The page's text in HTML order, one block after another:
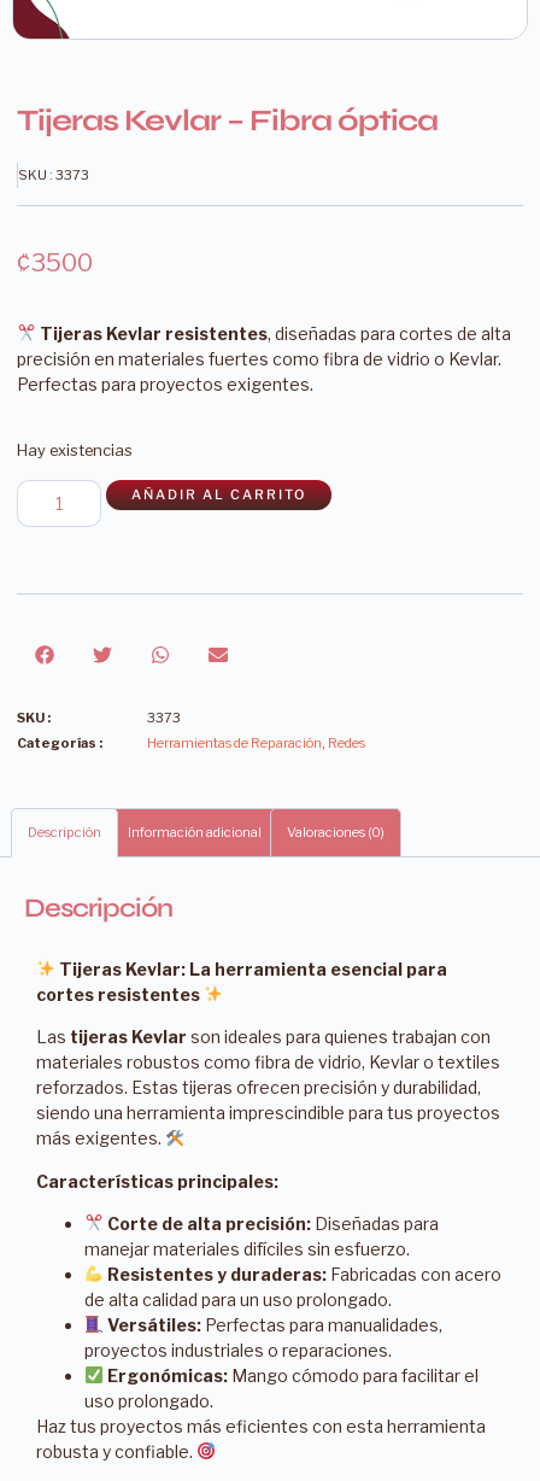
Tijeras Kevlar – Fibra óptica
SKU : 3373
₡3500
Tijeras Kevlar resistentes, diseñadas para cortes de alta
precisión en materiales fuertes como fibra de vidrio o Kevlar.
Perfectas para proyectos exigentes.
Hay existencias
AÑADIR AL CARRITO
SKU :
3373
Categorías :
Herramientas de Reparación, Redes
Descripción Información adicional Valoraciones (0)
Descripción
Tijeras Kevlar: La herramienta esencial para
cortes resistentes
Las tijeras Kevlar son ideales para quienes trabajan con
materiales robustos como fibra de vidrio, Kevlar o textiles
reforzados. Estas tijeras ofrecen precisión y durabilidad,
siendo una herramienta imprescindible para tus proyectos
más exigentes.
Características principales:
Corte de alta precisión:Diseñadas para
manejar materiales difíciles sin esfuerzo.
Resistentes y duraderas:Fabricadas con acero
de alta calidad para un uso prolongado.
Versátiles:Perfectas para manualidades,
proyectos industriales o reparaciones.
Ergonómicas:Mango cómodo para facilitar el
uso prolongado.
Haz tus proyectos más eficientes con esta herramienta
robusta y confiable.